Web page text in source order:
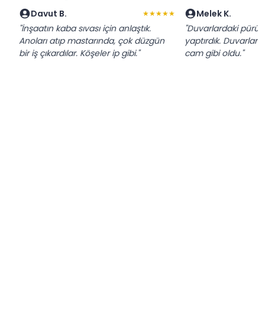
Davut B. ★★★★★
"İnşaatın kaba sıvası için anlaştık.
Anoları atıp mastarında, çok düzgün
bir iş çıkardılar. Köşeler ip gibi."
Melek K.
"Duvarlardaki
yaptırdık. Duvarlar
cam gibi oldu."